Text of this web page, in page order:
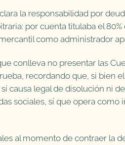
la responsabilidad por
por cuenta titulaba el 80%
como administrador
conlleva no presentar las
recordando que, si bien el
causa legal de disolución ni
sociales, sí que opera como
al momento de contraer la